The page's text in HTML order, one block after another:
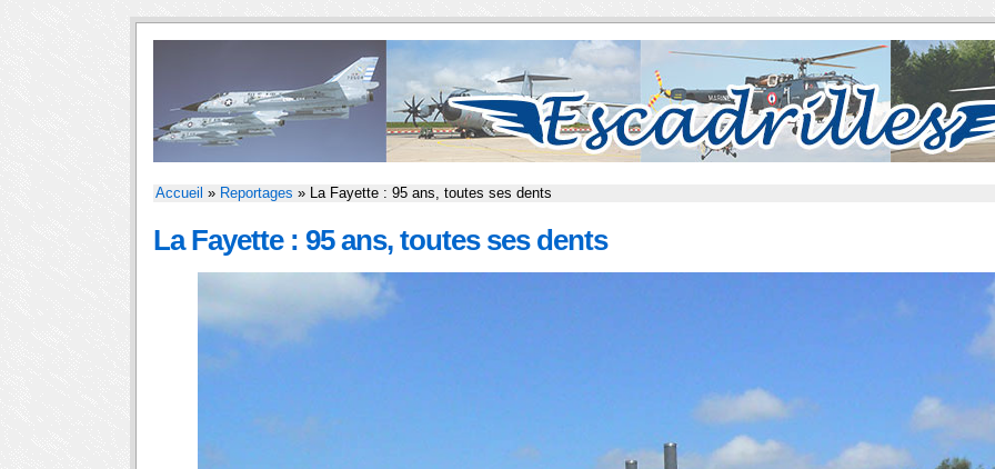
Accueil » Reportages » La Fayette : 95 ans, toutes ses dents
La Fayette : 95 ans, toutes ses dents